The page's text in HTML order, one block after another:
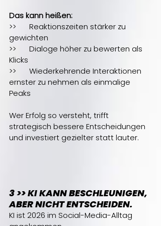
Das kann heißen:
>>	Reaktionszeiten stärker zu
gewichten
>>	Dialoge höher zu bewerten als
Klicks
>>	Wiederkehrende Interaktionen
ernster zu nehmen als einmalige
Peaks
Wer Erfolg so versteht, trifft
strategisch bessere Entscheidungen
und investiert gezielter statt lauter.
3 >> KI KANN BESCHLEUNIGEN,
ABER NICHT ENTSCHEIDEN.
KI ist 2026 im Social-Media-Alltag